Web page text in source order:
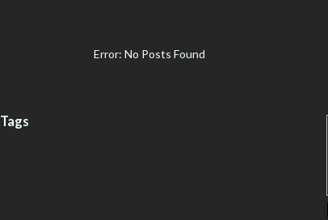
Error: No Posts Found
Tags